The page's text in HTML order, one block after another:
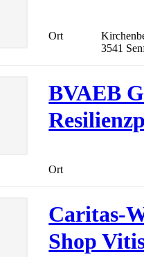
Ort
3541
BVAEB
Ort
Caritas-
Shop